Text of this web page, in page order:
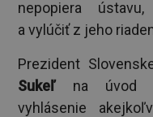
nepopiera
a vylúčiť z jeho
Prezident
Sukeľna úvod
vyhlásenie